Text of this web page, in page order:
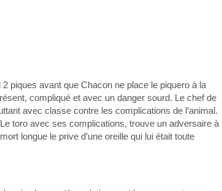
piques avant que Chacon ne place le piquero à la
compliqué et avec un danger sourd. Le chef de
avec classe contre les complications de l’animal.
toro avec ses complications, trouve un adversaire à
longue le prive d’une oreille qui lui était toute